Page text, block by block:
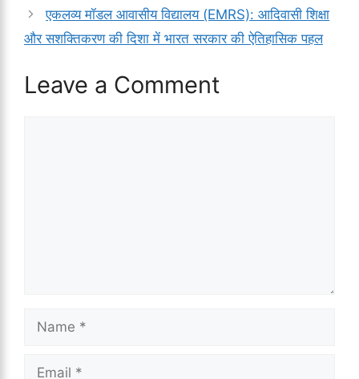
एकलव्य मॉडल आवासीय विद्यालय (EMRS): आदिवासी शिक्षा
और सशक्तिकरण की दिशा में भारत सरकार की ऐतिहासिक पहल
Leave a Comment